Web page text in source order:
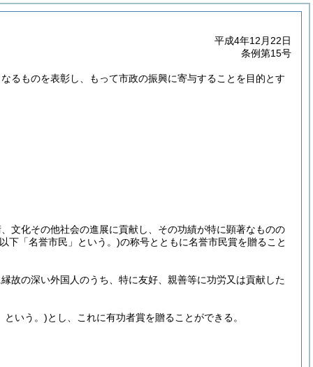
平成4年12月22日
条例第15号
るものを表彰し、もって市政の振興に寄与することを目的とす
文化その他社会の進展に貢献し、その功績が特に顕著なものの
下「名誉市民」という。)の称号とともに名誉市民賞を贈ること
故の深い外国人のうち、特に友好、親善等に功労又は貢献した
という。)とし、これに有功者賞を贈ることができる。